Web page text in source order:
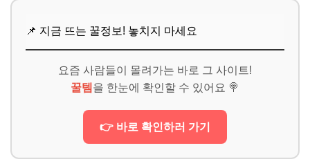
📌 지금 뜨는 꿀정보! 놓치지 마세요
요즘 사람들이 몰려가는 바로 그 사이트!
꿀템 을 한눈에 확인할 수 있어요 🍭
👉 바로 확인하러 가기